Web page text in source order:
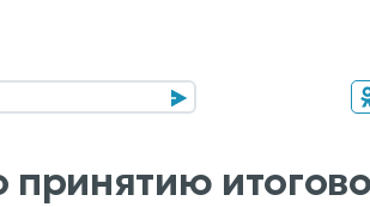
принятию